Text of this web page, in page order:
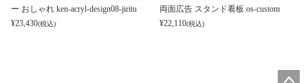
ー おしゃれ ken-acryl-design08-jiritu
¥23,430(税込)
両面広告 スタンド看板 os-custom
¥22,110(税込)